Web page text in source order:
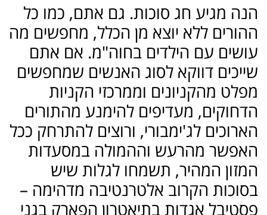
הנה מגיע חג סוכות. גם אתם, כמו כל
ההורים ללא יוצא מן הכלל, מחפשים מה
עושים עם הילדים בחוה"מ. אם אתם
שייכים דווקא לסוג האנשים שמחפשים
מפלט מהקניונים וממרכזי הקניות
הדחוקים, מעדיפים להימנע מהתורים
הארוכים לג'ימבורי, ורוצים להתרחק ככל
האפשר מהרעש וההמולה במסעדות
המזון המהיר, תשמחו לגלות שיש
בסוכות הקרוב אלטרנטיבה מדהימה –
פסטיבל אגדות בתיאטרון הפארק בגני